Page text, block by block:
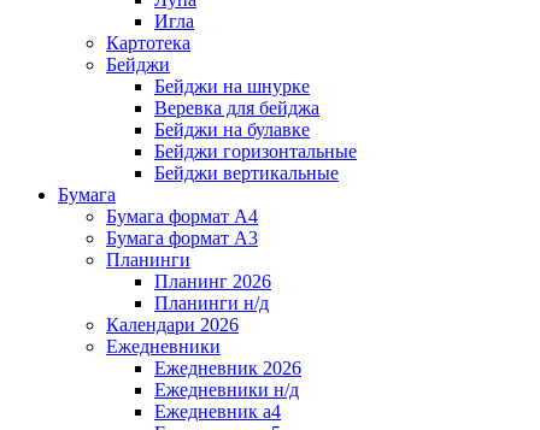
Игла
Картотека
Бейджи
Бейджи на шнурке
Веревка для бейджа
Бейджи на булавке
Бейджи горизонтальные
Бейджи вертикальные
Бумага
Бумага формат А4
Бумага формат А3
Планинги
Планинг 2026
Планинги н/д
Календари 2026
Ежедневники
Ежедневник 2026
Ежедневники н/д
Ежедневник а4